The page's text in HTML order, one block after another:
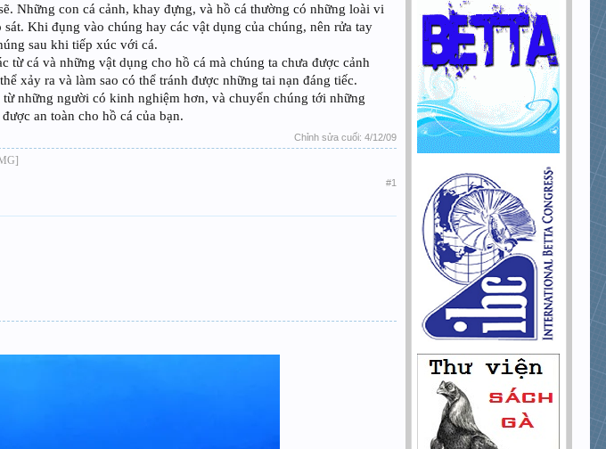
Những con cá cảnh, khay đựng, và hồ cá thường có những loài vi
Khi đụng vào chúng hay các vật dụng của chúng, nên rửa tay
sau khi tiếp xúc với cá.
cá và những vật dụng cho hồ cá mà chúng ta chưa được cảnh
xảy ra và làm sao có thể tránh được những tai nạn đáng tiếc.
những người có kinh nghiệm hơn, và chuyển chúng tới những
an toàn cho hồ cá của bạn.
Chỉnh sửa cuối: 4/12/09
#1